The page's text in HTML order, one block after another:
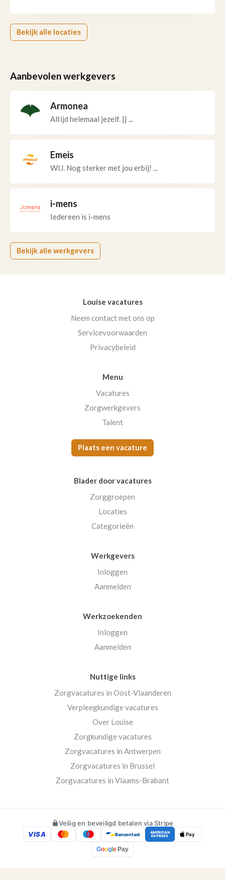
Bekijk alle locaties
Aanbevolen werkgevers
Armonea
Altijd helemaal jezelf. || ...
Emeis
WIJ. Nog sterker met jou erbij! ...
i-mens
Iedereen is i-mens
Bekijk alle werkgevers
Louise vacatures
Neem contact met ons op
Servicevoorwaarden
Privacybeleid
Menu
Vacatures
Zorgwerkgevers
Talent
Plaats een vacature
Blader door vacatures
Zorggroepen
Locaties
Categorieën
Werkgevers
Inloggen
Aanmelden
Werkzoekenden
Inloggen
Aanmelden
Nuttige links
Zorgvacatures in Oost-Vlaanderen
Verpleegkundige vacatures
Over Louise
Zorgkundige vacatures
Zorgvacatures in Antwerpen
Zorgvacatures in Brussel
Zorgvacatures in Vlaams-Brabant
Veilig en beveiligd betalen via Stripe
VISA
Bancontact AMERICAN
EXPRESS Pay
Googl e Pay